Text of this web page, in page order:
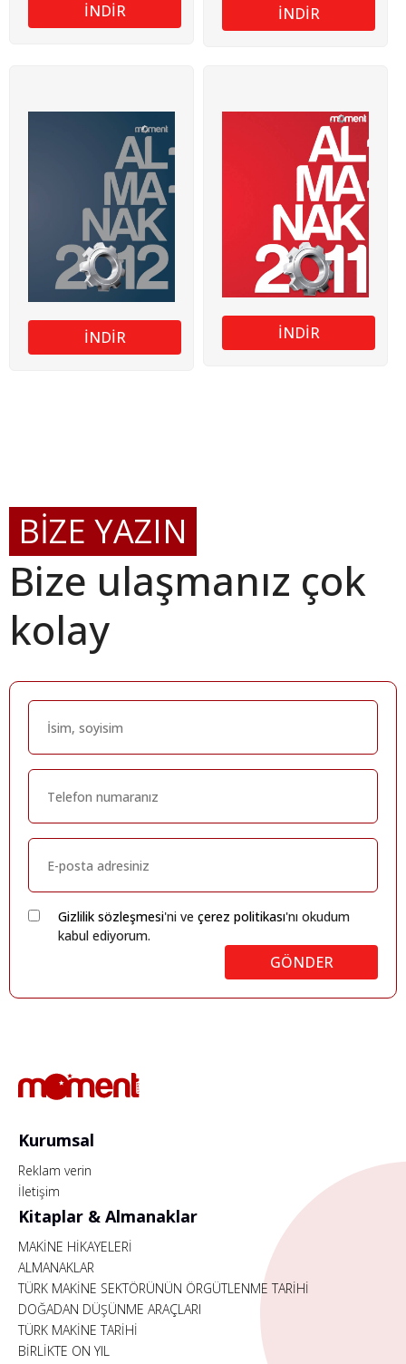
İNDİR İNDİR
İNDİR İNDİR
BİZE YAZIN
Bize ulaşmanız çok
kolay
Gizlilik sözleşmesi'ni ve çerez politikası'nı okudum
kabul ediyorum.
GÖNDER
Kurumsal
Reklam verin
İletişim
Kitaplar & Almanaklar
MAKİNE HİKAYELERİ
ALMANAKLAR
TÜRK MAKİNE SEKTÖRÜNÜN ÖRGÜTLENME TARİHİ
DOĞADAN DÜŞÜNME ARAÇLARI
TÜRK MAKİNE TARİHİ
BİRLİKTE ON YIL